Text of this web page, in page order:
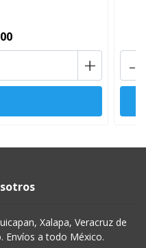
+ -
Xalapa, Veracruz de
Envíos a todo México.